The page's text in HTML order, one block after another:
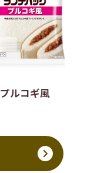
プルコギ風